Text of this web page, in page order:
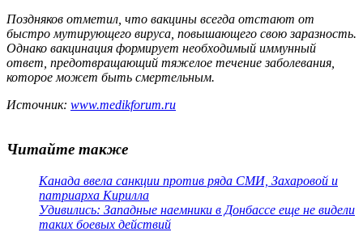
Поздняков отметил, что вакцины всегда отстают от
быстро мутирующего вируса, повышающего свою заразность.
Однако вакцинация формирует необходимый иммунный
ответ, предотвращающий тяжелое течение заболевания,
которое может быть смертельным.
Источник: www.medikforum.ru
Читайте также
Канада ввела санкции против ряда СМИ, Захаровой и
патриарха Кирилла
Удивились: Западные наемники в Донбассе еще не видели
таких боевых действий